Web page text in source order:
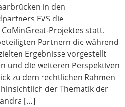
in den
EVS die
Projektes statt.
Partnern die während
Ergebnisse vorgestellt
und die weiteren Perspektiven
zu dem rechtlichen Rahmen
der Thematik der
[…]